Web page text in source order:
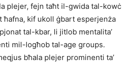
plejer, fejn taħt il-gwida tal-kowċ
ħafna, kif ukoll ġbart esperjenża
tal-kbar, li jitlob mentalita’
mil-logħob tal-age groups.
bħala plejer prominenti ta’